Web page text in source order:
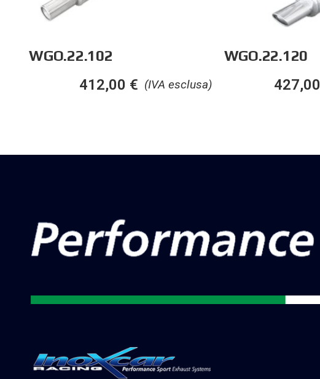
WGO.22.102
(IVA esclusa)
412,00 €
WGO.22.120
427,00